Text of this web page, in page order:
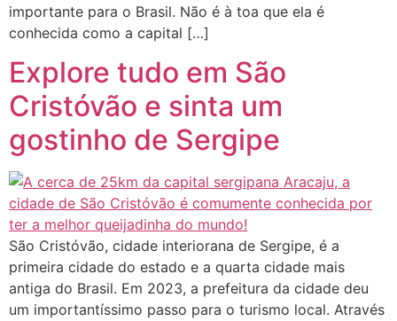
importante para o Brasil. Não é à toa que ela é
conhecida como a capital […]
Explore tudo em São
Cristóvão e sinta um
gostinho de Sergipe
São Cristóvão, cidade interiorana de Sergipe, é a
primeira cidade do estado e a quarta cidade mais
antiga do Brasil. Em 2023, a prefeitura da cidade deu
um importantíssimo passo para o turismo local. Através